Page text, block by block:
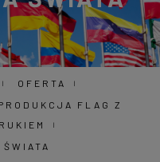
OFERTA
FLAG Z